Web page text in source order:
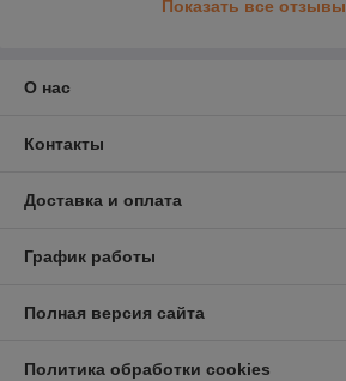
Показать все отзывы
О нас
Контакты
Доставка и оплата
График работы
Полная версия сайта
Политика обработки cookies